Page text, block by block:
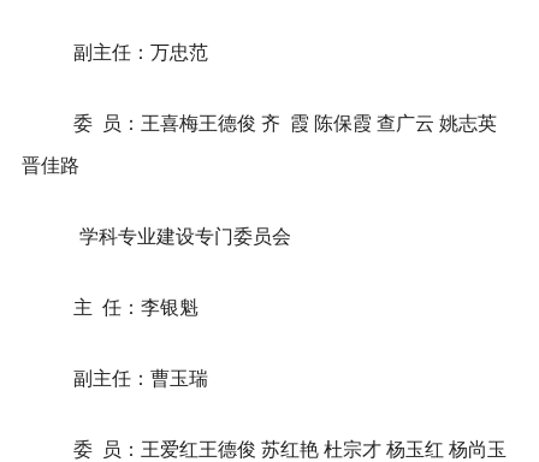
副主任：万忠范
委 员：王喜梅王德俊 齐 霞 陈保霞 查广云 姚志英
晋佳路
学科专业建设专门委员会
主 任：李银魁
副主任：曹玉瑞
委 员：王爱红王德俊 苏红艳 杜宗才 杨玉红 杨尚玉